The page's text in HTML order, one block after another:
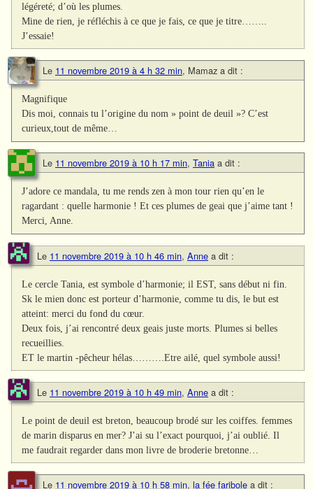
légéreté; d’où les plumes.
Mine de rien, je réfléchis à ce que je fais, ce que je titre……..
J’essaie!
Le 11 novembre 2019 à 4 h 32 min, Mamaz a dit :
Magnifique
Dis moi, connais tu l’origine du nom » point de deuil »? C’est
curieux,tout de même…
Le 11 novembre 2019 à 10 h 17 min, Tania a dit :
J’adore ce mandala, tu me rends zen à mon tour rien qu’en le
ragardant : quelle harmonie ! Et ces plumes de geai que j’aime tant !
Merci, Anne.
Le 11 novembre 2019 à 10 h 46 min, Anne a dit :
Le cercle Tania, est symbole d’harmonie; il EST, sans début ni fin.
Sk le mien donc est porteur d’harmonie, comme tu dis, le but est
atteint: merci du fond du cœur.
Deux fois, j’ai rencontré deux geais juste morts. Plumes si belles
recueillies.
ET le martin -pêcheur hélas……….Etre ailé, quel symbole aussi!
Le 11 novembre 2019 à 10 h 49 min, Anne a dit :
Le point de deuil est breton, beaucoup brodé sur les coiffes. femmes
de marin disparus en mer? J’ai su l’exact pourquoi, j’ai oublié. Il
me faudrait regarder dans mon livre de broderie bretonne…
Le 11 novembre 2019 à 10 h 58 min, la fée faribole a dit :